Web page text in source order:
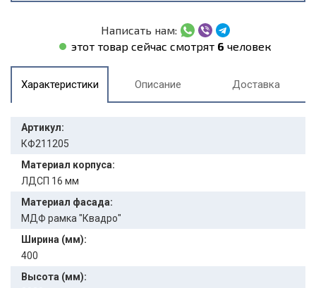
Написать нам:
этот товар сейчас смотрят 6 человек
Характеристики Описание Доставка
Артикул:
КФ211205
Материал корпуса:
ЛДСП 16 мм
Материал фасада:
МДФ рамка "Квадро"
Ширина (мм):
400
Высота (мм):